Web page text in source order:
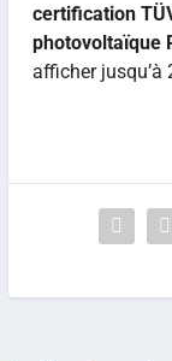
certification
photovoltaïque
afficher jusqu’à